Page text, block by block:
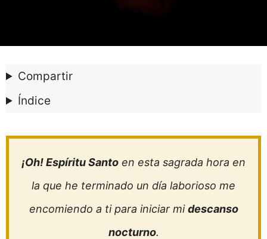
Compartir
Índice
¡Oh! Espíritu Santo en esta sagrada hora en
la que he terminado un día laborioso me
encomiendo a ti para iniciar midescanso
nocturno.